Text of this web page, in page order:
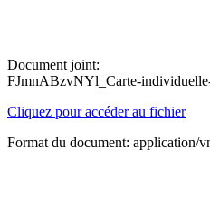
Document joint:
FJmnABzvNYl_Carte-
Cliquez pour accéder au fichier
Format du document: application/